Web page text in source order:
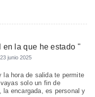
en la que he estado "
23 junio 2025
la hora de salida te permite
solo un fin de
la encargada, es personal y